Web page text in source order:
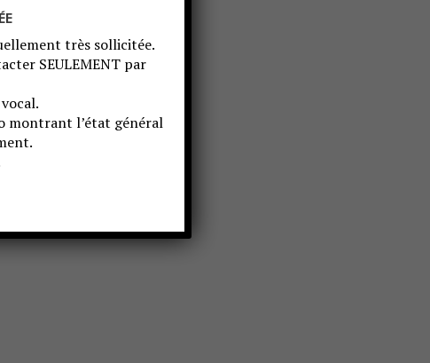
très sollicitée.
SEULEMENT par
montrant l’état général